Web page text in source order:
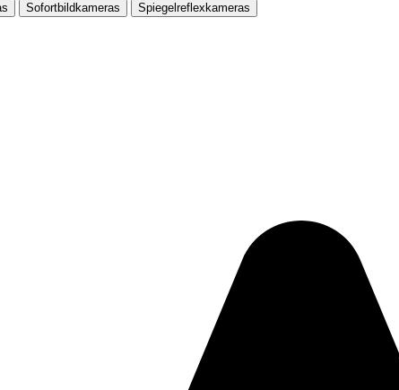
Sofortbildkameras Spiegelreflexkameras